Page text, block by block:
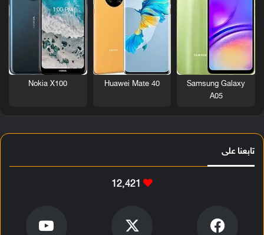
Samsung Galaxy
A05
Huawei Mate 40
Nokia X100
تابعنا على
12٬421